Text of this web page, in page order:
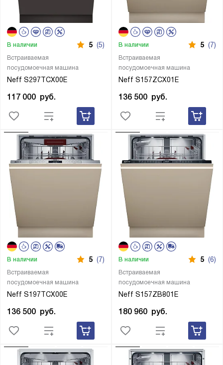
Встраиваемая
посудомоечная машина
Neff S297TCX00E
В наличии 5 (5)
117 000 руб.
Встраиваемая
посудомоечная машина
Neff S157ZCX01E
В наличии 5 (7)
136 500 руб.
Встраиваемая
посудомоечная машина
Neff S197TCX00E
В наличии 5 (7)
136 500 руб.
Встраиваемая
посудомоечная машина
Neff S157ZB801E
В наличии 5 (6)
180 960 руб.